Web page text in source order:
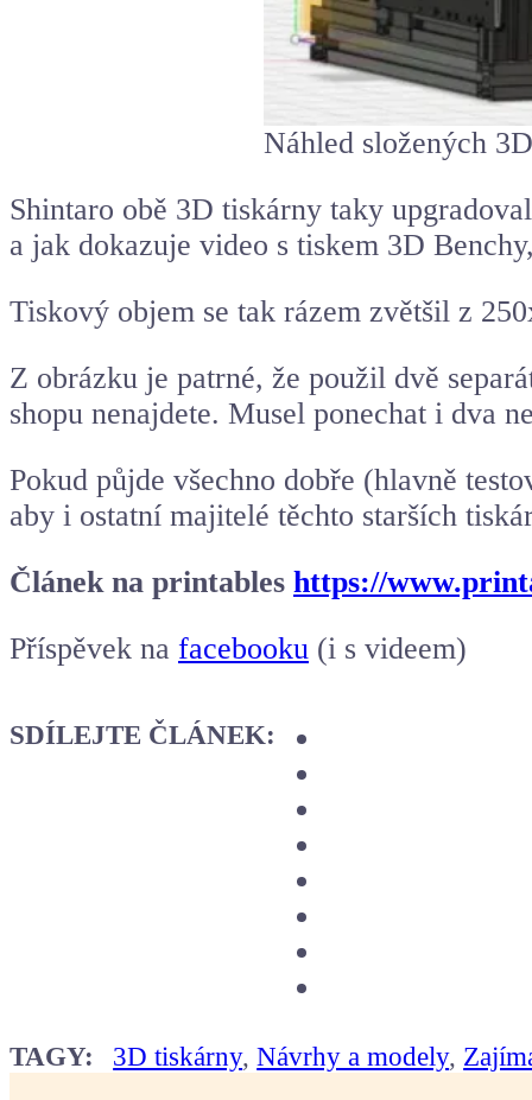
Náhled složených
Shintaro obě 3D tiskárny taky
a jak dokazuje video s tiskem 3D
Tiskový objem se tak rázem zvětšil z
Z obrázku je patrné, že použil dvě
shopu nenajdete. Musel ponechat i dva
Pokud půjde všechno dobře (hlavně
aby i ostatní majitelé těchto starších
Článek na printables https://
Příspěvek na facebooku (i s videem)
SDÍLEJTE ČLÁNEK:
TAGY: 3D tiskárny,Návrhy a modely,